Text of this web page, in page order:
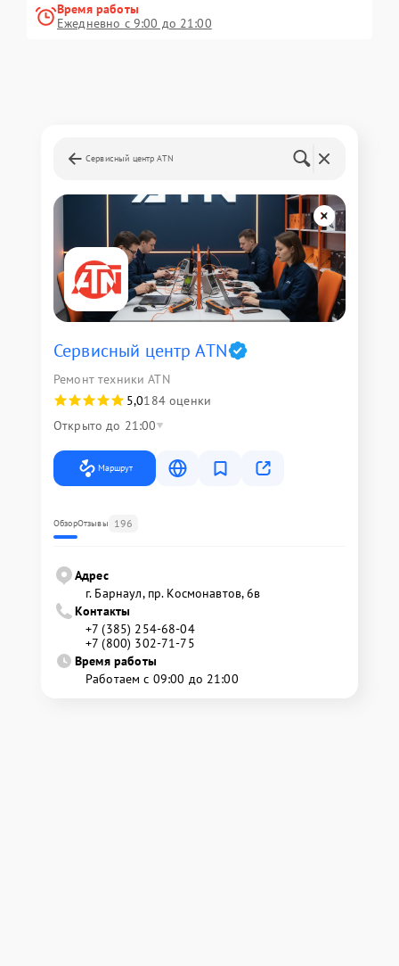
Время работы
Ежедневно с 9:00 до 21:00
Сервисный центр ATN
Сервисный центр ATN
Ремонт техники ATN
5,0184 оценки
Открыто до 21:00
Маршрут
ОбзорОтзывы 196
Адрес
г. Барнаул, ​пр. Космонавтов, 6в
Контакты
+7 (385) 254-68-04
+7 (800) 302-71-75
Время работы
Работаем с 09:00 до 21:00